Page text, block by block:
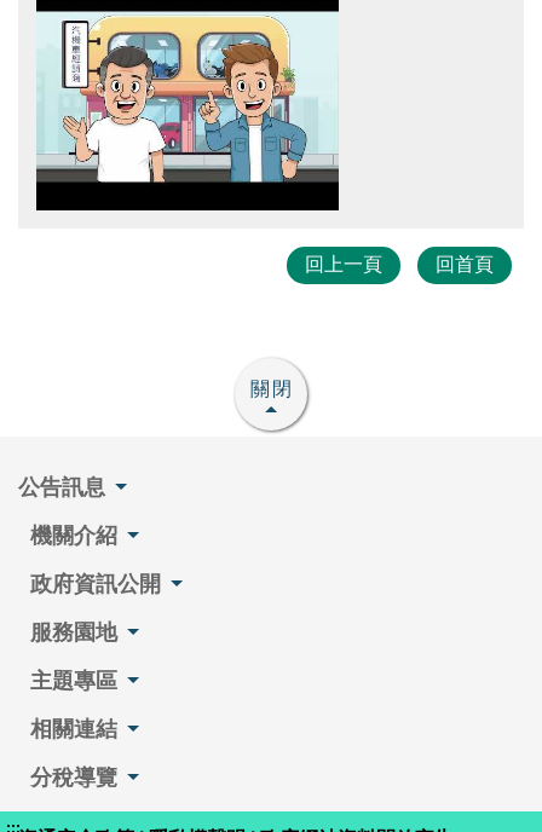
回上一頁 回首頁
關閉
公告訊息
機關介紹
政府資訊公開
服務園地
主題專區
相關連結
分稅導覽
:::